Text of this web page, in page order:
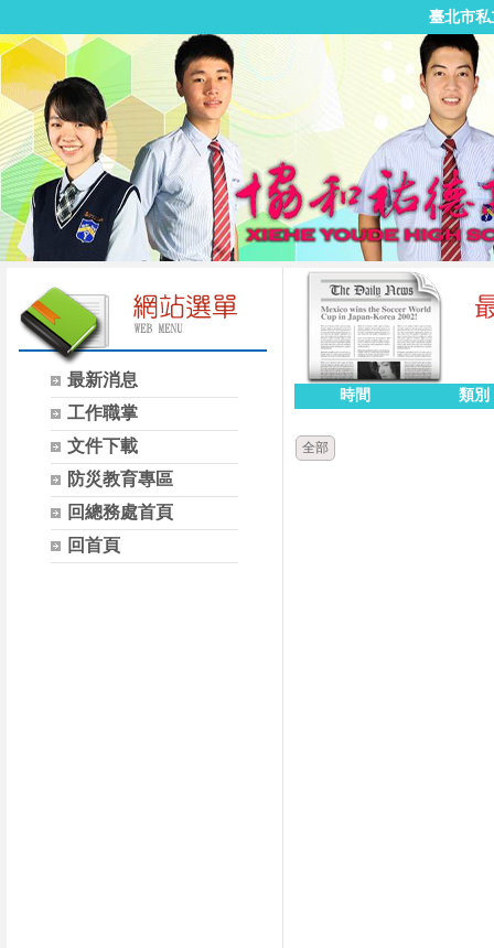
臺北市
最新消息
工作職掌
文件下載
防災教育專區
回總務處首頁
回首頁
時間 類別
全部